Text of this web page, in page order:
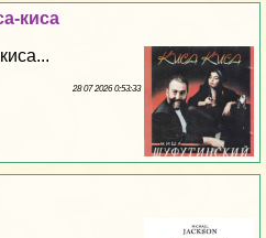
киса
28 07 2026 0:53:33